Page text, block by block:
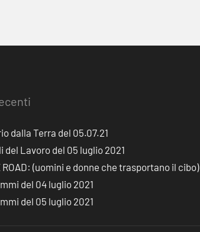
dalla Terra del 05.07.21
del Lavoro del 05 luglio 2021
ROAD: (uomini e donne che trasportano il cibo)
del 04 luglio 2021
del 05 luglio 2021